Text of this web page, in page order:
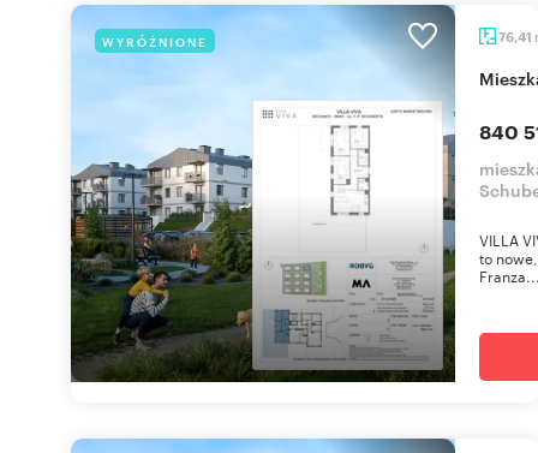
WYRÓŻNIONE 76,41
840
VILLA
to